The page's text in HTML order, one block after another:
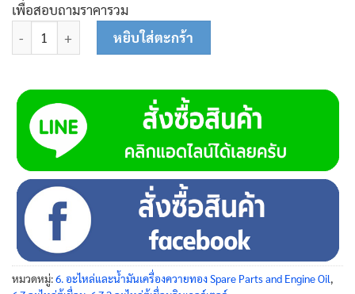
เพื่อสอบถามราคารวม
จำนวน คาปาซิสเตอร์ 820uf/450V 59-0212HB ชิ้น
หยิบใส่ตะกร้า
หมวดหมู่:6. อะไหล่และน้ำมันเครื่องควายทอง Spare Parts and Engine Oil